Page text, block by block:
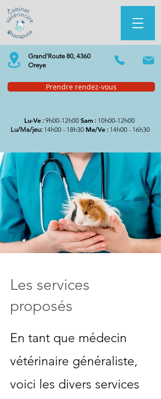
Grand'Route 80, 4360
Oreye
Prendre rendez-vous
Lu-Ve: 9h00-12h00 Sam: 10h00-12h00
Lu/Ma/jeu: 14h00 - 18h30 Me/Ve: 14h00 - 16h30
Les services
proposés
En tant que médecin
vétérinaire généraliste,
voici les divers services